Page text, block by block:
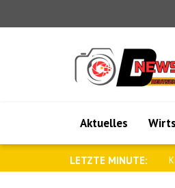
Aktuelles
LETZTE MINUTE: